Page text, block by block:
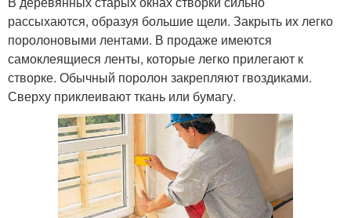
рассыхаются, образуя большие щели. Закрыть их легко
поролоновыми лентами. В продаже имеются
самоклеящиеся ленты, которые легко прилегают к
створке. Обычный поролон закрепляют гвоздиками.
Сверху приклеивают ткань или бумагу.